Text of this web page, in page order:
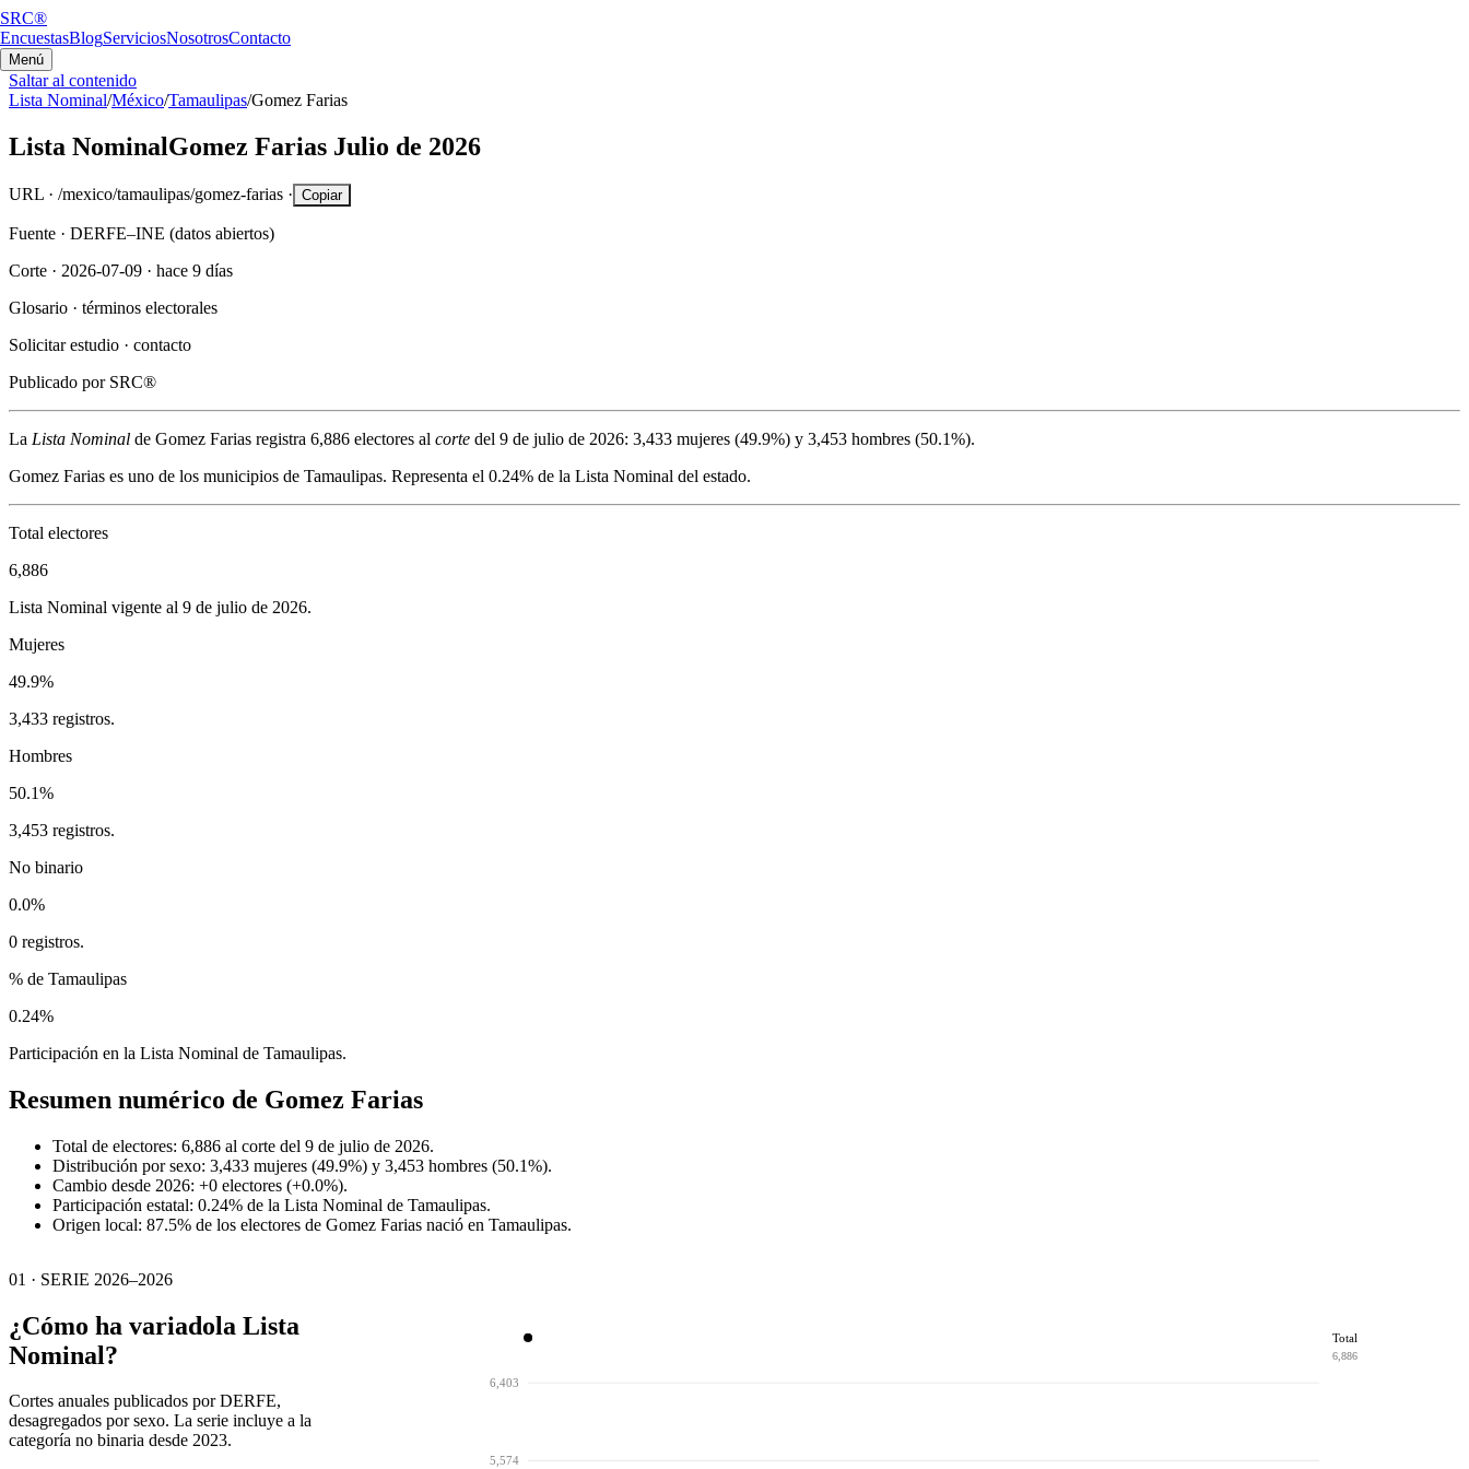
SRC®
EncuestasBlogServiciosNosotrosContacto
Menú
Saltar al contenido
Lista Nominal/México/Tamaulipas/Gomez Farias
Lista NominalGomez Farias Julio de 2026
URL · /mexico/tamaulipas/gomez-farias · Copiar
Fuente · DERFE–INE (datos abiertos)
Corte · 2026-07-09 · hace 9 días
Glosario · términos electorales
Solicitar estudio · contacto
Publicado por SRC®
La Lista Nominal de Gomez Farias registra 6,886 electores al corte del 9 de julio de 2026: 3,433 mujeres (49.9%) y 3,453 hombres (50.1%).
Gomez Farias es uno de los municipios de Tamaulipas. Representa el 0.24% de la Lista Nominal del estado.
Total electores
6,886
Lista Nominal vigente al 9 de julio de 2026.
Mujeres
49.9%
3,433 registros.
Hombres
50.1%
3,453 registros.
No binario
0.0%
0 registros.
% de Tamaulipas
0.24%
Participación en la Lista Nominal de Tamaulipas.
Resumen numérico de Gomez Farias
Total de electores: 6,886 al corte del 9 de julio de 2026.
Distribución por sexo: 3,433 mujeres (49.9%) y 3,453 hombres (50.1%).
Cambio desde 2026: +0 electores (+0.0%).
Participación estatal: 0.24% de la Lista Nominal de Tamaulipas.
Origen local: 87.5% de los electores de Gomez Farias nació en Tamaulipas.
01 · SERIE 2026–2026
¿Cómo ha variadola Lista
Nominal?
Cortes anuales publicados por DERFE,
desagregados por sexo. La serie incluye a la
categoría no binaria desde 2023.
5,574
6,403
Total
6,886